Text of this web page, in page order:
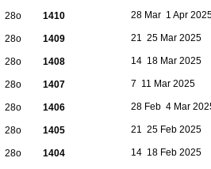
28ο 1410 28 Mar  1 Apr
28ο 1409 21  25 Mar 2025
28ο 1408 14  18 Mar 2025
28ο 1407 7  11 Mar 2025
28ο 1406 28 Feb  4 Mar
28ο 1405 21  25 Feb 2025
28ο 1404 14  18 Feb 2025